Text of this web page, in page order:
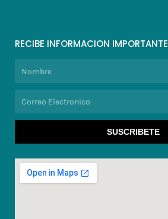
RECIBE INFORMACION IMPORTANTE
SUSCRIBETE